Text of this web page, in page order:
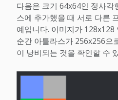
다음은 크기 64x64인 정사각
스에 추가했을 때 서로 다른
예입니다. 이미지가
순간 아틀라스가 256x256으
이 낭비되는 것을 확인할 수